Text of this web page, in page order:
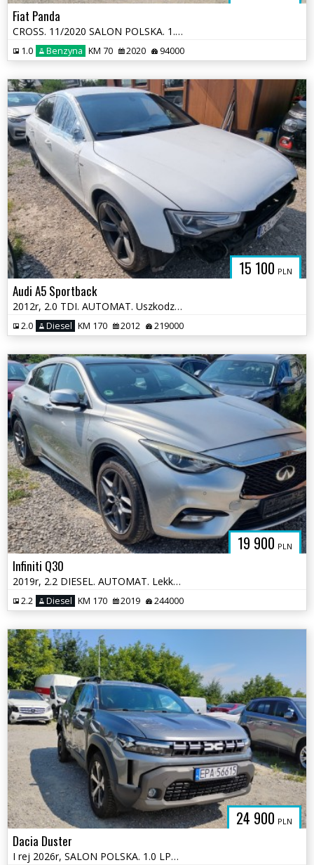
Fiat Panda
CROSS. 11/2020 SALON POLSKA. 1.0 HYBRID. Uszkodzony bok. Jeździ.
1.0 Benzyna KM 70 2020 94000
15 100 PLN
Audi A5 Sportback
2012r, 2.0 TDI. AUTOMAT. Uszkodzony lewy przód. Poobijany. Jeździ.
2.0 Diesel KM 170 2012 219000
19 900 PLN
Infiniti Q30
2019r, 2.2 DIESEL. AUTOMAT. Lekko uszkodzony lewy tył. Jeździ .
2.2 Diesel KM 170 2019 244000
24 900 PLN
Dacia Duster
I rej 2026r, SALON POLSKA. 1.0 LPG. Uszkodzony. Poobijany.